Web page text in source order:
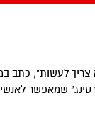
שמאפשר